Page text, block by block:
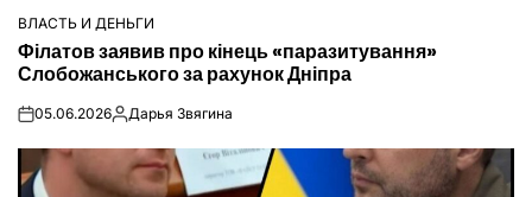
ОПУБЛІКУВАТИ
У
ВЛАСТЬ И ДЕНЬГИ
Філатов заявив про кінець «паразитування»
Слобожанського за рахунок Дніпра
on05.06.2026Опубліковано
Дарья Звягина